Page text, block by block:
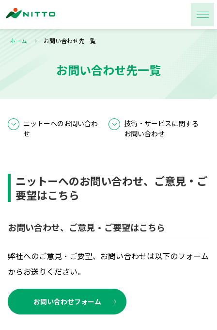
ホーム お問い合わせ先一覧
お問い合わせ先一覧
ニットーへのお問い合わ
せ
技術・サービスに関する
お問い合わせ
ニットーへのお問い合わせ、ご意見・ご
要望はこちら
お問い合わせ、ご意見・ご要望はこちら
弊社へのご意見・ご要望、お問い合わせは以下のフォーム
からお送りください。
お問い合わせフォーム